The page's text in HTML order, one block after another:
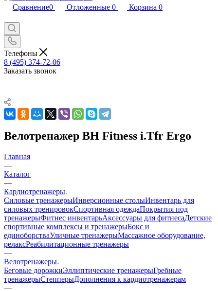
Сравнение0 Отложенные 0 Корзина 0
Телефоны
8 (495) 374-72-06
Заказать звонок
Велотренажер BH Fitness i.Tfr Ergo
Главная
—
Каталог
—
Кардиотренажеры
Силовые тренажерыИнверсионные столыИнвентарь для
силовых тренировокСпортивная одеждаПокрытия под
тренажерыФитнес инвентарьАксессуары для фитнесаДетские
спортивные комплексы и тренажерыБокс и
единоборстваУличные тренажерыМассажное оборудование,
релаксРеабилитационные тренажеры
—
Велотренажеры
Беговые дорожкиЭллиптические тренажерыГребные
тренажерыСтепперыДополнения к кардиотренажерам
—